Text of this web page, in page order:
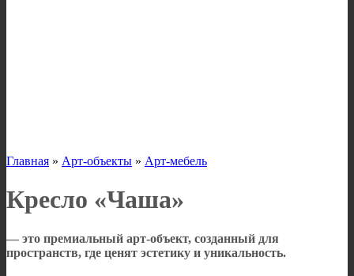
Главная » Арт-объекты » Арт-мебель
Кресло «Чаша»
— это премиальный арт-объект, созданный для
пространств, где ценят эстетику и уникальность.